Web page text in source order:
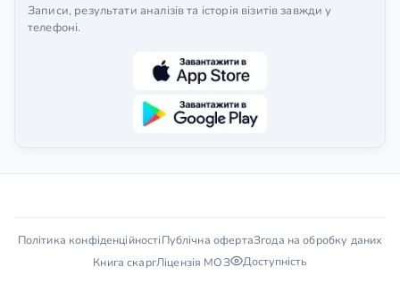
Записи, результати аналізів та історія візитів завжди у
телефоні.
Політика конфіденційностіПублічна офертаЗгода на обробку даних
Книга скаргЛіцензія МОЗ Доступність